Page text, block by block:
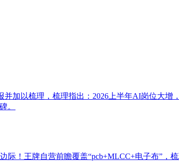
并加以梳理，梳理指出：2026上半年AI岗位大
。
际！王牌自营前瞻覆盖“pcb+MLCC+电子布”，